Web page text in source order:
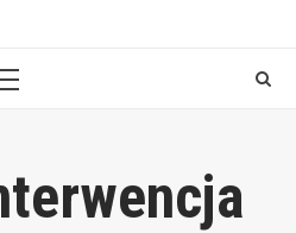
PRIMARY